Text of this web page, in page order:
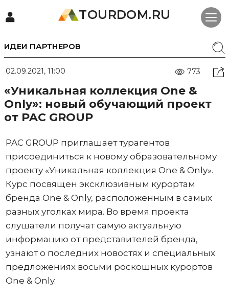
TOURDOM.RU
ИДЕИ ПАРТНЕРОВ
02.09.2021, 11:00 773
«Уникальная коллекция One &
Only»: новый обучающий проект
от PAC GROUP
PAC GROUP приглашает турагентов
присоединиться к новому образовательному
проекту «Уникальная коллекция One & Only».
Курс посвящен эксклюзивным курортам
бренда One & Only, расположенным в самых
разных уголках мира. Во время проекта
слушатели получат самую актуальную
информацию от представителей бренда,
узнают о последних новостях и специальных
предложениях восьми роскошных курортов
One & Only.